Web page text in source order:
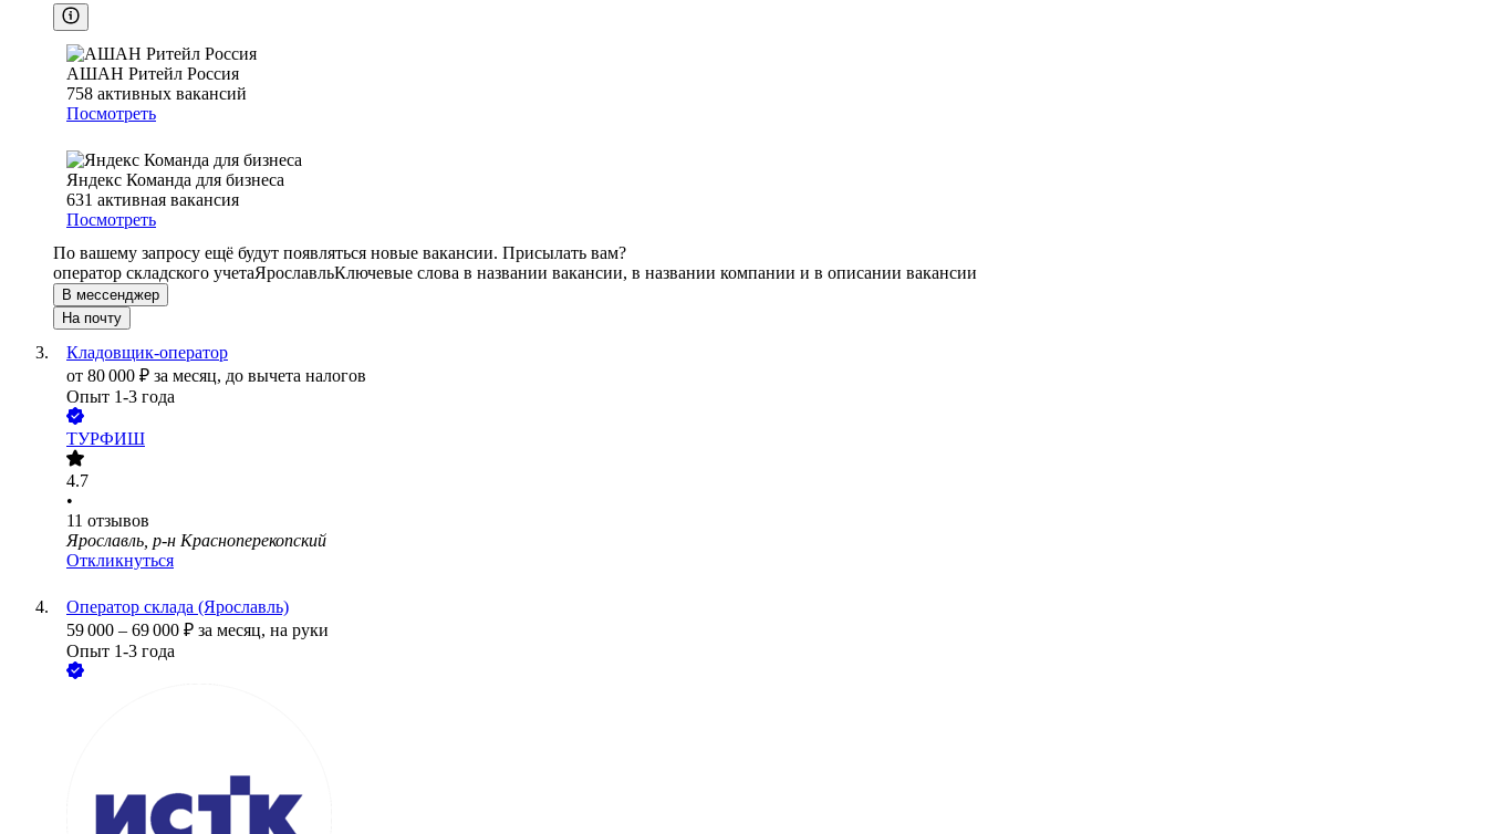
АШАН Ритейл Россия
758 активных вакансий
Посмотреть
Яндекс Команда для бизнеса
631 активная вакансия
Посмотреть
По вашему запросу ещё будут появляться новые вакансии. Присылать вам?
оператор складского учетаЯрославльКлючевые слова в названии вакансии, в названии компании и в описании вакансии
В мессенджер
На почту
Кладовщик-оператор
от 80 000 ₽ за месяц, до вычета налогов
Опыт 1-3 года
ТУРФИШ
4.7
•
11 отзывов
Ярославль, р-н Красноперекопский
Откликнуться
Оператор склада (Ярославль)
59 000 – 69 000 ₽ за месяц, на руки
Опыт 1-3 года